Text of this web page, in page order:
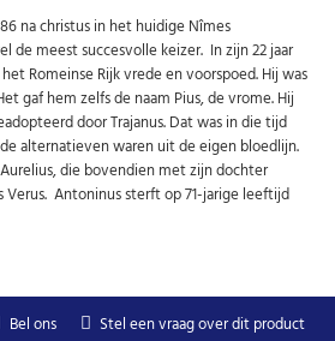
na christus in het huidige Nîmes
de meest succesvolle keizer. In zijn 22 jaar
Romeinse Rijk vrede en voorspoed. Hij was
gaf hem zelfs de naam Pius, de vrome. Hij
door Trajanus. Dat was in die tijd
alternatieven waren uit de eigen bloedlijn.
die bovendien met zijn dochter
Verus. Antoninus sterft op 71-jarige leeftijd
Bel ons Stel een vraag over dit product